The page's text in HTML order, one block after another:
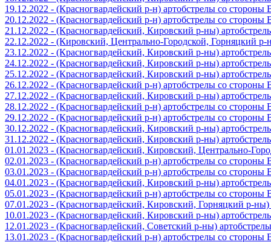
19.12.2022 - (Красногвардейский р-н) артобстрелы со
20.12.2022 - (Красногвардейский р-н) артобстрелы со
21.12.2022 - (Красногвардейский, Кировский р-ны)
22.12.2022 - (Кировский, Центрально-Городской, Горняцкий
23.12.2022 - (Красногвардейский, Кировский р-ны)
24.12.2022 - (Красногвардейский, Кировский р-ны)
25.12.2022 - (Красногвардейский, Кировский р-ны)
26.12.2022 - (Красногвардейский р-н) артобстрелы со
27.12.2022 - (Красногвардейский, Кировский р-ны)
28.12.2022 - (Красногвардейский р-н) артобстрелы со
29.12.2022 - (Красногвардейский р-н) артобстрелы со
30.12.2022 - (Красногвардейский, Кировский р-ны)
31.12.2022 - (Красногвардейский, Кировский р-ны)
01.01.2023 - (Красногвардейский, Кировский, Центрально-
02.01.2023 - (Красногвардейский р-н) артобстрелы со
03.01.2023 - (Красногвардейский р-н) артобстрелы со
04.01.2023 - (Красногвардейский, Кировский р-ны)
05.01.2023 - (Красногвардейский р-н) артобстрелы со
07.01.2023 - (Красногвардейский, Кировский, Горняцкий р-
10.01.2023 - (Красногвардейский, Кировский р-ны)
12.01.2023 - (Красногвардейский, Советский р-ны)
13.01.2023 - (Красногвардейский р-н) артобстрелы со